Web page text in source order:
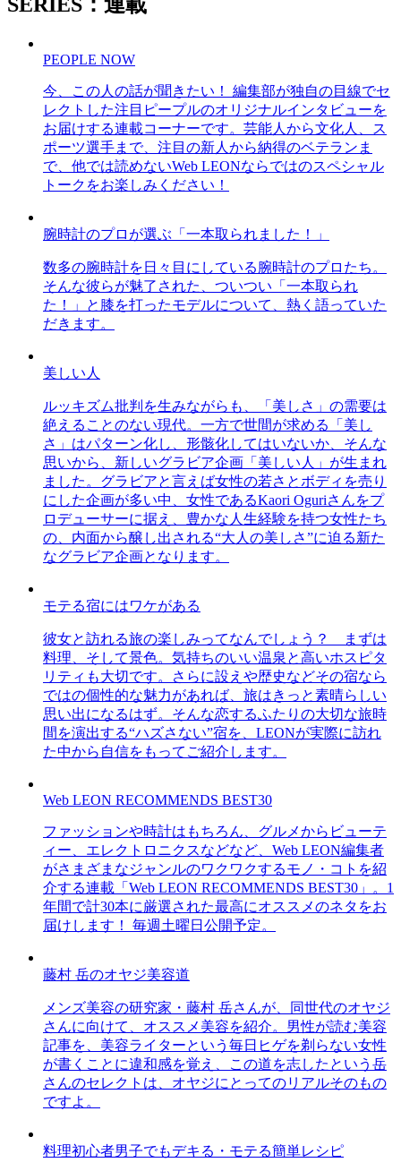
PEOPLE NOW
今、この人の話が聞きたい！ 編集部が独自の目線でセ
レクトした注目ピープルのオリジナルインタビューを
お届けする連載コーナーです。芸能人から文化人、ス
ポーツ選手まで、注目の新人から納得のベテランま
で、他では読めないWeb LEONならではのスペシャル
トークをお楽しみください！
腕時計のプロが選ぶ「一本取られました！」
数多の腕時計を日々目にしている腕時計のプロたち。
そんな彼らが魅了された、ついつい「一本取られ
た！」と膝を打ったモデルについて、熱く語っていた
だきます。
美しい人
ルッキズム批判を生みながらも、「美しさ」の需要は
絶えることのない現代。一方で世間が求める「美し
さ」はパターン化し、形骸化してはいないか、そんな
思いから、新しいグラビア企画「美しい人」が生まれ
ました。グラビアと言えば女性の若さとボディを売り
にした企画が多い中、女性であるKaori Oguriさんをプ
ロデューサーに据え、豊かな人生経験を持つ女性たち
の、内面から醸し出される“大人の美しさ”に迫る新た
なグラビア企画となります。
モテる宿にはワケがある
彼女と訪れる旅の楽しみってなんでしょう？ まずは
料理、そして景色。気持ちのいい温泉と高いホスピタ
リティも大切です。さらに設えや歴史などその宿なら
ではの個性的な魅力があれば、旅はきっと素晴らしい
思い出になるはず。そんな恋するふたりの大切な旅時
間を演出する“ハズさない”宿を、LEONが実際に訪れ
た中から自信をもってご紹介します。
Web LEON RECOMMENDS BEST30
ファッションや時計はもちろん、グルメからビューテ
ィー、エレクトロニクスなどなど、Web LEON編集者
がさまざまなジャンルのワクワクするモノ・コトを紹
介する連載「Web LEON RECOMMENDS BEST30」。1
年間で計30本に厳選された最高にオススメのネタをお
届けします！ 毎週土曜日公開予定。
藤村 岳のオヤジ美容道
メンズ美容の研究家・藤村 岳さんが、同世代のオヤジ
さんに向けて、オススメ美容を紹介。男性が読む美容
記事を、美容ライターという毎日ヒゲを剃らない女性
が書くことに違和感を覚え、この道を志したという岳
さんのセレクトは、オヤジにとってのリアルそのもの
ですよ。
料理初心者男子でもデキる・モテる簡単レシピ